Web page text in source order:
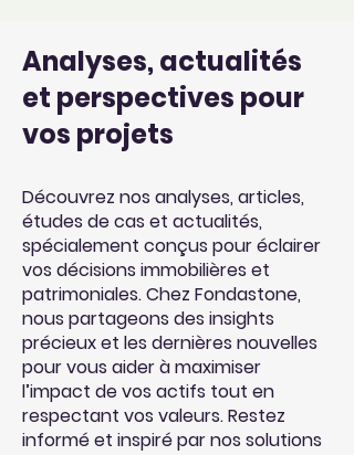
Analyses, actualités
et perspectives pour
vos projets
Découvrez nos analyses, articles,
études de cas et actualités,
spécialement conçus pour éclairer
vos décisions immobilières et
patrimoniales. Chez Fondastone,
nous partageons des insights
précieux et les dernières nouvelles
pour vous aider à maximiser
l’impact de vos actifs tout en
respectant vos valeurs. Restez
informé et inspiré par nos solutions